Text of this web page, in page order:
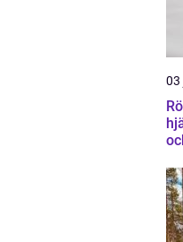
03